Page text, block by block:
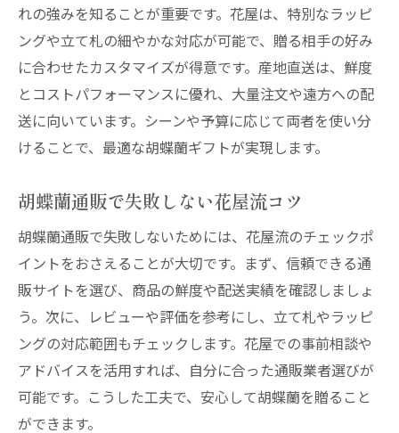
れの強みを知ることが重要です。花屋は、特別なラッピ
ングや立て札の細やかな対応が可能で、贈る相手の好み
に合わせたカスタマイズが得意です。産地直送は、鮮度
とコストパフォーマンスに優れ、大量注文や遠方への配
送に向いています。シーンや予算に応じて両者を使い分
けることで、最適な胡蝶蘭ギフトが実現します。
胡蝶蘭通販で失敗しない花屋流コツ
胡蝶蘭通販で失敗しないためには、花屋流のチェックポ
イントをおさえることが大切です。まず、信頼できる通
販サイトを選び、商品の鮮度や配送実績を確認しましょ
う。次に、レビューや評価を参考にし、立て札やラッピ
ングの対応範囲もチェックします。花屋での事前相談や
アドバイスを活用すれば、自分に合った通販業者選びが
可能です。こうした工夫で、安心して胡蝶蘭を贈ること
ができます。